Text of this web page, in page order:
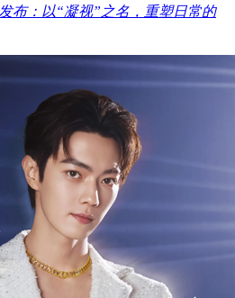
布：以“凝视”之名，重塑日常的